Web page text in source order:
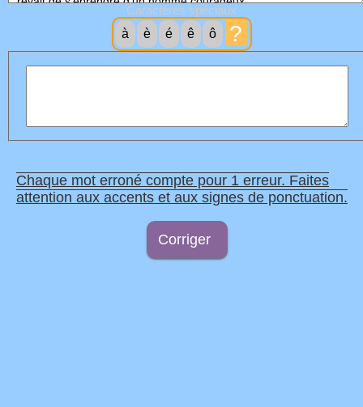
Caractères spéciaux
à
è é ê ô ?
Chaque mot erroné compte pour 1 erreur. Faites
attention aux accents et aux signes de ponctuation.